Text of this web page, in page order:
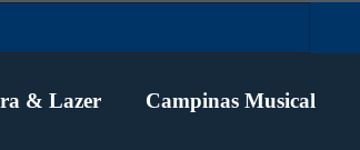
& Lazer Campinas Musical